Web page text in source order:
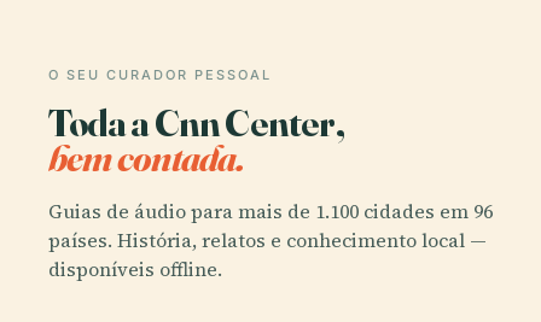
O SEU CURADOR PESSOAL
Toda a Cnn Center,
bem contada.
Guias de áudio para mais de 1.100 cidades em 96
países. História, relatos e conhecimento local —
disponíveis offline.